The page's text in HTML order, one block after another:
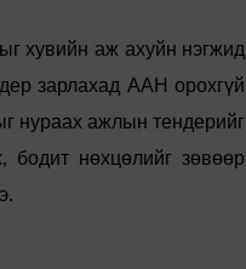
хувийн аж ахуйн нэгжид
зарлахад ААН орохгүй
нураах ажлын тендерийг
, бодит нөхцөлийг зөвөөр
.